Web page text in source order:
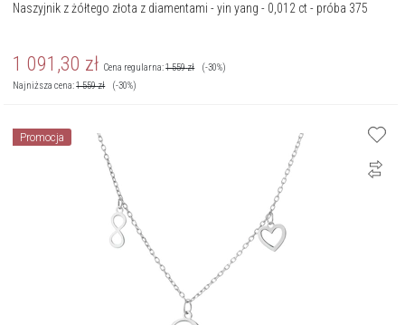
Naszyjnik z żółtego złota z diamentami - yin yang - 0,012 ct - próba 375
1 091,30 zł Cena regularna:1 559zł
(-30%)
Najniższa cena:1 559zł (-30%)
Promocja